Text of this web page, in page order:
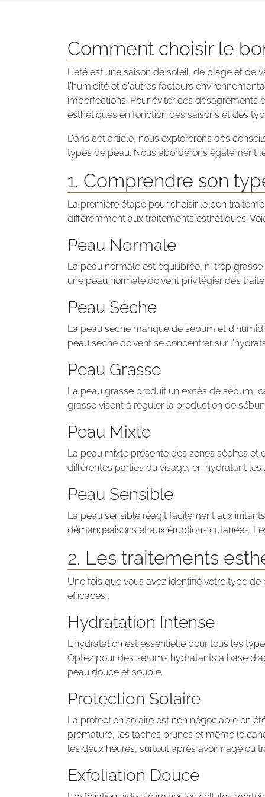
Comment choisir le
L'été est une saison de soleil, de plage et de
l'humidité et d'autres facteurs
imperfections. Pour éviter ces désagréments
esthétiques en fonction des saisons et des
Dans cet article, nous explorerons des
types de peau. Nous aborderons également
1. Comprendre son
La première étape pour choisir le bon
différemment aux traitements esthétiques.
Peau Normale
La peau normale est équilibrée, ni trop
une peau normale doivent privilégier des
Peau Sèche
La peau sèche manque de sébum et
peau sèche doivent se concentrer sur
Peau Grasse
La peau grasse produit un excès de sébum,
grasse visent à réguler la production de
Peau Mixte
La peau mixte présente des zones sèches et
différentes parties du visage, en hydratant
Peau Sensible
La peau sensible réagit facilement aux
démangeaisons et aux éruptions cutanées.
2. Les traitements
Une fois que vous avez identifié votre type
efficaces :
Hydratation Intense
L'hydratation est essentielle pour tous les
Optez pour des sérums hydratants à base
peau douce et souple.
Protection Solaire
La protection solaire est non négociable en
prématuré, les taches brunes et même le
les deux heures, surtout après avoir nagé ou
Exfoliation Douce